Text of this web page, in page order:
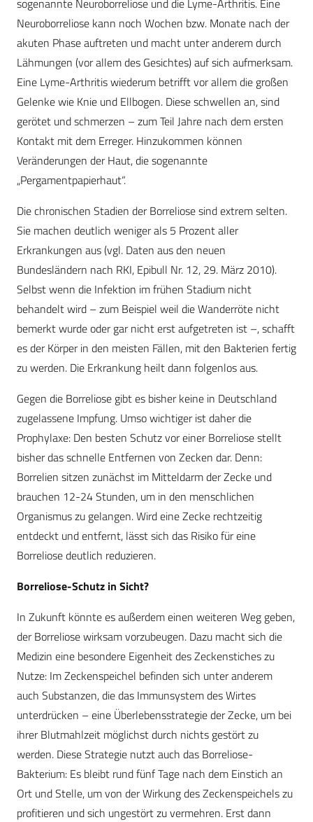
sogenannte Neuroborreliose und die Lyme-Arthritis. Eine
Neuroborreliose kann noch Wochen bzw. Monate nach der
akuten Phase auftreten und macht unter anderem durch
Lähmungen (vor allem des Gesichtes) auf sich aufmerksam.
Eine Lyme-Arthritis wiederum betrifft vor allem die großen
Gelenke wie Knie und Ellbogen. Diese schwellen an, sind
gerötet und schmerzen – zum Teil Jahre nach dem ersten
Kontakt mit dem Erreger. Hinzukommen können
Veränderungen der Haut, die sogenannte
„Pergamentpapierhaut“.
Die chronischen Stadien der Borreliose sind extrem selten.
Sie machen deutlich weniger als 5 Prozent aller
Erkrankungen aus (vgl. Daten aus den neuen
Bundesländern nach RKI, Epibull Nr. 12, 29. März 2010).
Selbst wenn die Infektion im frühen Stadium nicht
behandelt wird – zum Beispiel weil die Wanderröte nicht
bemerkt wurde oder gar nicht erst aufgetreten ist –, schafft
es der Körper in den meisten Fällen, mit den Bakterien fertig
zu werden. Die Erkrankung heilt dann folgenlos aus.
Gegen die Borreliose gibt es bisher keine in Deutschland
zugelassene Impfung. Umso wichtiger ist daher die
Prophylaxe: Den besten Schutz vor einer Borreliose stellt
bisher das schnelle Entfernen von Zecken dar. Denn:
Borrelien sitzen zunächst im Mitteldarm der Zecke und
brauchen 12-24 Stunden, um in den menschlichen
Organismus zu gelangen. Wird eine Zecke rechtzeitig
entdeckt und entfernt, lässt sich das Risiko für eine
Borreliose deutlich reduzieren.
Borreliose-Schutz in Sicht?
In Zukunft könnte es außerdem einen weiteren Weg geben,
der Borreliose wirksam vorzubeugen. Dazu macht sich die
Medizin eine besondere Eigenheit des Zeckenstiches zu
Nutze: Im Zeckenspeichel befinden sich unter anderem
auch Substanzen, die das Immunsystem des Wirtes
unterdrücken – eine Überlebensstrategie der Zecke, um bei
ihrer Blutmahlzeit möglichst durch nichts gestört zu
werden. Diese Strategie nutzt auch das Borreliose-
Bakterium: Es bleibt rund fünf Tage nach dem Einstich an
Ort und Stelle, um von der Wirkung des Zeckenspeichels zu
profitieren und sich ungestört zu vermehren. Erst dann